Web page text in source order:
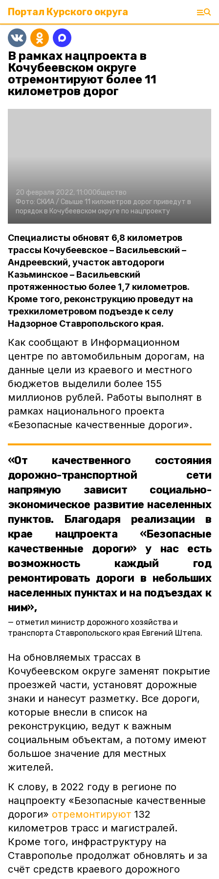
Портал Курского округа
В рамках нацпроекта в
Кочубеевском округе
отремонтируют более 11
километров дорог
20 февраля 2022, 11:00Общество
Фото: СКИА / Свыше 11 километров дорог приведут в
порядок в Кочубеевском округе по нацпроекту
Специалисты обновят 6,8 километров
трассы Кочубеевское – Васильевский –
Андреевский, участок автодороги
Казьминское – Васильевский
протяженностью более 1,7 километров.
Кроме того, реконструкцию проведут на
трехкилометровом подъезде к селу
Надзорное Ставропольского края.
Как сообщают в Информационном
центре по автомобильным дорогам, на
данные цели из краевого и местного
бюджетов выделили более 155
миллионов рублей. Работы выполнят в
рамках национального проекта
«Безопасные качественные дороги».
«От качественного состояния
дорожно-транспортной сети
напрямую зависит социально-
экономическое развитие населенных
пунктов. Благодаря реализации в
крае нацпроекта «Безопасные
качественные дороги» у нас есть
возможность каждый год
ремонтировать дороги в небольших
населенных пунктах и на подъездах к
ним»,
отметил министр дорожного хозяйства и
транспорта Ставропольского края Евгений Штепа.
На обновляемых трассах в
Кочубеевском округе заменят покрытие
проезжей части, установят дорожные
знаки и нанесут разметку. Все дороги,
которые внесли в список на
реконструкцию, ведут к важным
социальным объектам, а потому имеют
большое значение для местных
жителей.
К слову, в 2022 году в регионе по
нацпроекту «Безопасные качественные
дороги» отремонтируют 132
километров трасс и магистралей.
Кроме того, инфраструктуру на
Ставрополье продолжат обновлять и за
счёт средств краевого дорожного